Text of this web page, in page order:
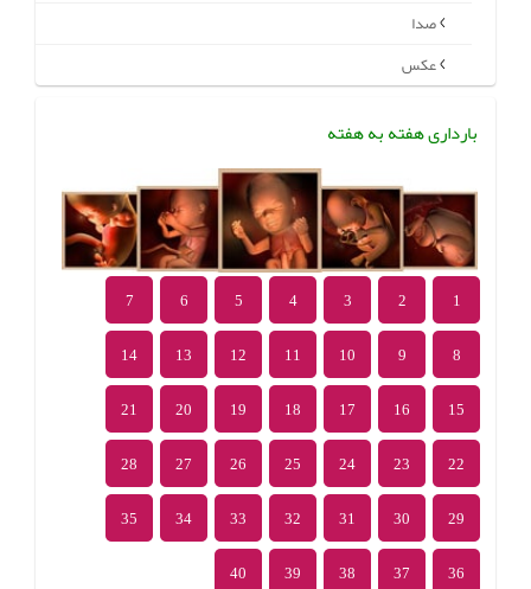
صدا
عکس
بارداری هفته به هفته
1
2
3
4
5
6
7
8
9
10
11
12
13
14
15
16
17
18
19
20
21
22
23
24
25
26
27
28
29
30
31
32
33
34
35
36
37
38
39
40